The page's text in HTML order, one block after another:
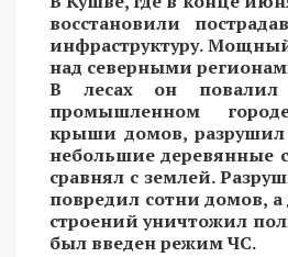
восстановили
инфраструктуру.
над северными
В лесах он
промышленном
крыши домов,
небольшие деревянные
сравнял с землей.
повредил сотни домов, а
строений уничтожил
был введен режим ЧС.